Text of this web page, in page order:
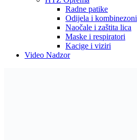
Radne patike
Odijela i kombinezoni
Naočale i zaštita lica
Maske i respiratori
Kacige i viziri
Video Nadzor